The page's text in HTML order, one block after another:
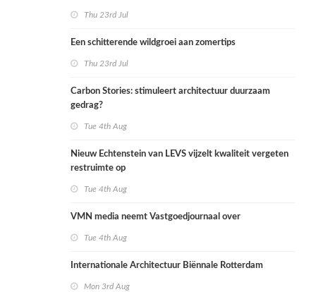
Thu 23rd Jul
Een schitterende wildgroei aan zomertips
Thu 23rd Jul
Carbon Stories: stimuleert architectuur duurzaam
gedrag?
Tue 4th Aug
Nieuw Echtenstein van LEVS vijzelt kwaliteit vergeten
restruimte op
Tue 4th Aug
VMN media neemt Vastgoedjournaal over
Tue 4th Aug
Internationale Architectuur Biënnale Rotterdam
Mon 3rd Aug